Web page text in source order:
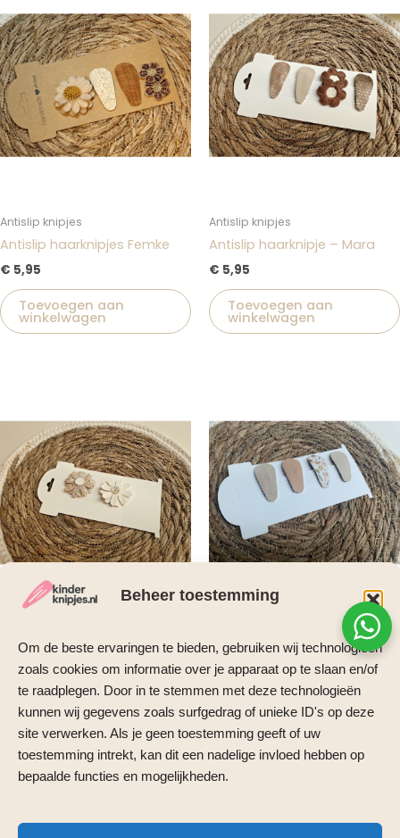
Beheer toestemming
Om de beste ervaringen te bieden, gebruiken wij technologieën
zoals cookies om informatie over je apparaat op te slaan en/of
te raadplegen. Door in te stemmen met deze technologieën
kunnen wij gegevens zoals surfgedrag of unieke ID's op deze
site verwerken. Als je geen toestemming geeft of uw
toestemming intrekt, kan dit een nadelige invloed hebben op
bepaalde functies en mogelijkheden.
Antislip knipjes
Antislip haarknipjes Femke
€ 5,95
Toevoegen aan
winkelwagen
Antislip knipjes
Antislip haarknipje – Mara
€ 5,95
Toevoegen aan
winkelwagen
Antislip knipje – Anna
7,95
Toevoegen aan
winkelwagen
Antislip knipje – Alicia
€5,95
Toevoegen aan
winkelwagen